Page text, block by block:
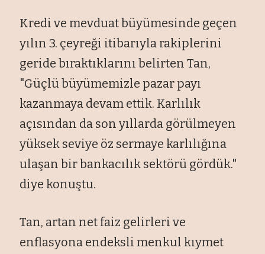
Kredi ve mevduat büyümesinde geçen
yılın 3. çeyreği itibarıyla rakiplerini
geride bıraktıklarını belirten Tan,
"Güçlü büyümemizle pazar payı
kazanmaya devam ettik. Karlılık
açısından da son yıllarda görülmeyen
yüksek seviye öz sermaye karlılığına
ulaşan bir bankacılık sektörü gördük."
diye konuştu.
Tan, artan net faiz gelirleri ve
enflasyona endeksli menkul kıymet